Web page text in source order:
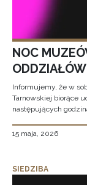
NOC
Informujemy, że w
Tarnowskiej biorące
następujących
15 maja, 2026
SIEDZIBA